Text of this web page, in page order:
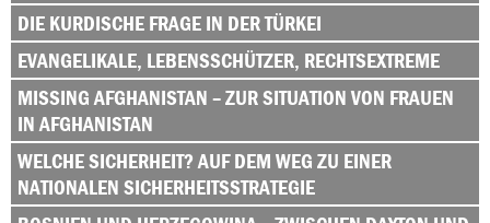
DIE KURDISCHE FRAGE IN DER TÜRKEI
EVANGELIKALE, LEBENSSCHÜTZER, RECHTSEXTREME
MISSING AFGHANISTAN – ZUR SITUATION VON FRAUEN
IN AFGHANISTAN
WELCHE SICHERHEIT? AUF DEM WEG ZU EINER
NATIONALEN SICHERHEITSSTRATEGIE